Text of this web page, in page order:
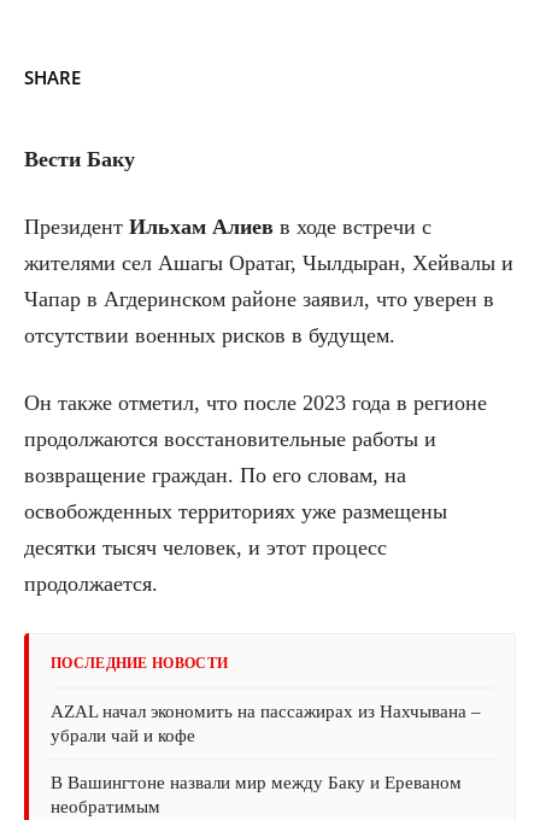
SHARE
Вести Баку
Президент Ильхам Алиев в ходе встречи с
жителями сел Ашагы Оратаг, Чылдыран, Хейвалы и
Чапар в Агдеринском районе заявил, что уверен в
отсутствии военных рисков в будущем.
Он также отметил, что после 2023 года в регионе
продолжаются восстановительные работы и
возвращение граждан. По его словам, на
освобожденных территориях уже размещены
десятки тысяч человек, и этот процесс
продолжается.
ПОСЛЕДНИЕ НОВОСТИ
AZAL начал экономить на пассажирах из Нахчывана –
убрали чай и кофе
В Вашингтоне назвали мир между Баку и Ереваном
необратимым